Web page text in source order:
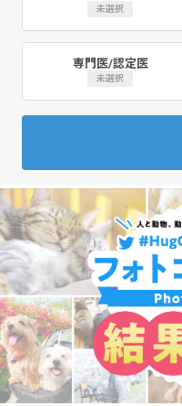
未選択
専門医/認定医
未選択